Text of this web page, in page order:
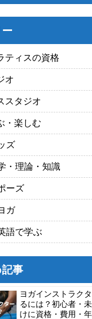
ティスの資格
オ
スタジオ
・楽しむ
ズ
・理論・知識
ーズ
ガ
語で学ぶ
事
ヨガインストラク
るには？初心者・
けに資格・費用・